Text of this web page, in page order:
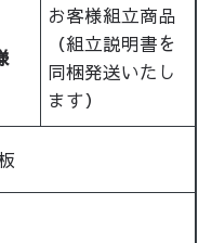
お客様組立商品
（組立説明書を
同梱発送いたし
ます）